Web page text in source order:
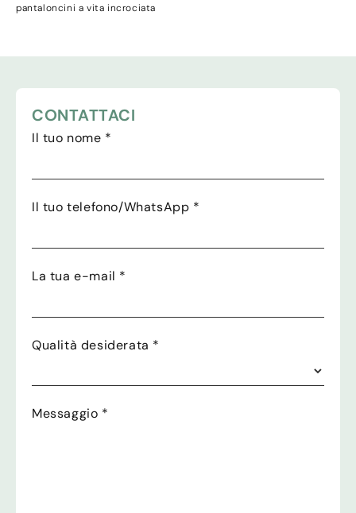
pantaloncini a vita incrociata
CONTATTACI
Il tuo nome *
Il tuo telefono/WhatsApp *
La tua e-mail *
Qualità desiderata *
Messaggio *